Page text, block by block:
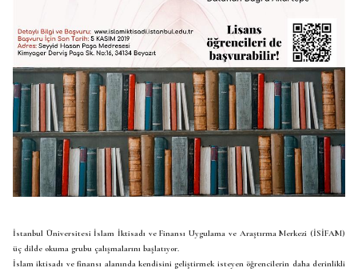
İstanbul Üniversitesi İslam İktisadı ve Finansı Uygulama ve Araştırma Merkezi (İSİFAM)
üç dilde okuma grubu çalışmalarını başlatıyor.
İslam iktisadı ve finansı alanında kendisini geliştirmek isteyen öğrencilerin daha derinlikli